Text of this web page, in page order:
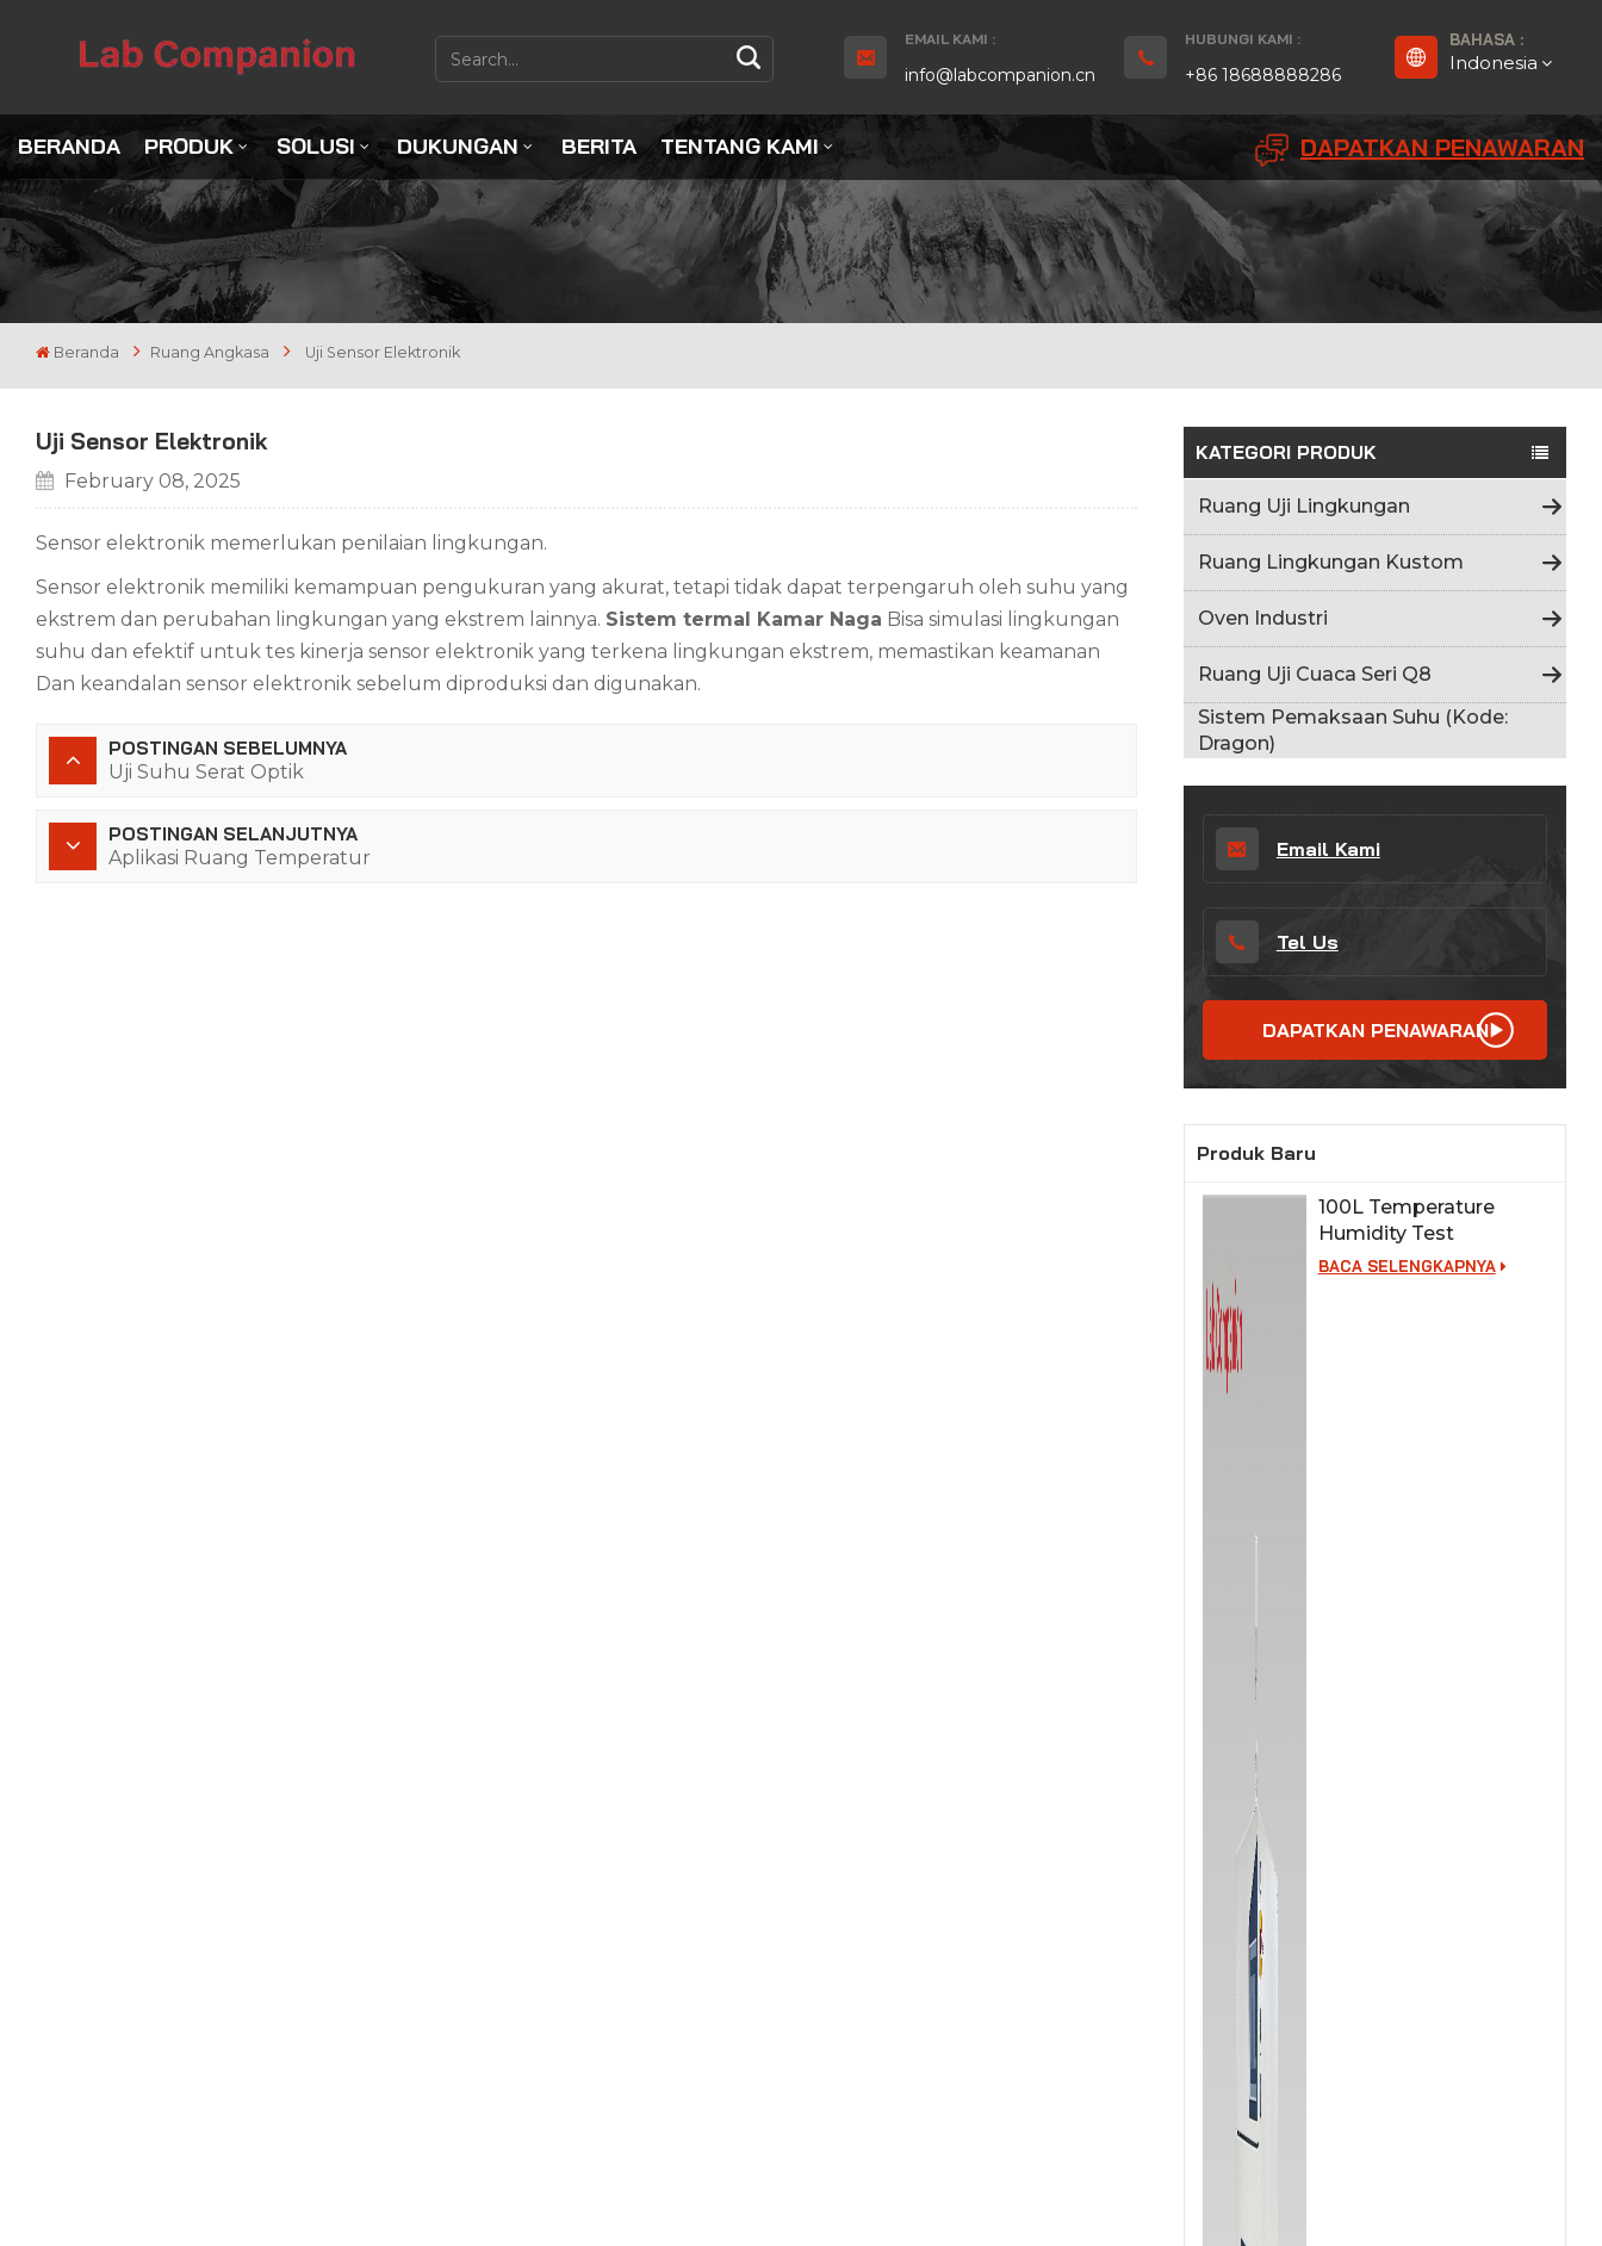
EMAIL KAMI :
info@labcompanion.cn
HUBUNGI KAMI :
+86 18688888286
BAHASA :
Indonesia
Español
日本語
Tiếng Việt
中文
BERANDA PRODUK SOLUSI DUKUNGAN BERITA TENTANG KAMI DAPATKAN PENAWARAN
Beranda Ruang Angkasa Uji Sensor Elektronik
KATEGORI PRODUK
Ruang Uji Lingkungan
Ruang Lingkungan Kustom
Oven Industri
Ruang Uji Cuaca Seri Q8
Sistem Pemaksaan Suhu (Kode:
Dragon)
Email Kami
Tel Us
DAPATKAN PENAWARAN
Produk Baru
100L Temperature
Humidity Test
Chamber for Lab
BACA SELENGKAPNYA
Uji Sensor Elektronik
February 08, 2025
Sensor elektronik memerlukan penilaian lingkungan.
Sensor elektronik memiliki kemampuan pengukuran yang akurat, tetapi tidak dapat terpengaruh oleh suhu yang
ekstrem dan perubahan lingkungan yang ekstrem lainnya. Sistem termal Kamar Naga Bisa simulasi lingkungan
suhu dan efektif untuk tes kinerja sensor elektronik yang terkena lingkungan ekstrem, memastikan keamanan
Dan keandalan sensor elektronik sebelum diproduksi dan digunakan.
POSTINGAN SEBELUMNYA
Uji Suhu Serat Optik
POSTINGAN SELANJUTNYA
Aplikasi Ruang Temperatur